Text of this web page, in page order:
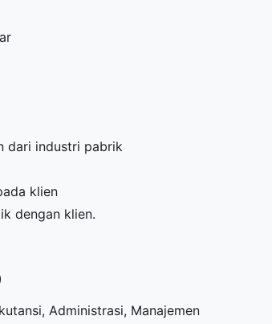
dari industri pabrik
klien
dengan klien.
Administrasi, Manajemen